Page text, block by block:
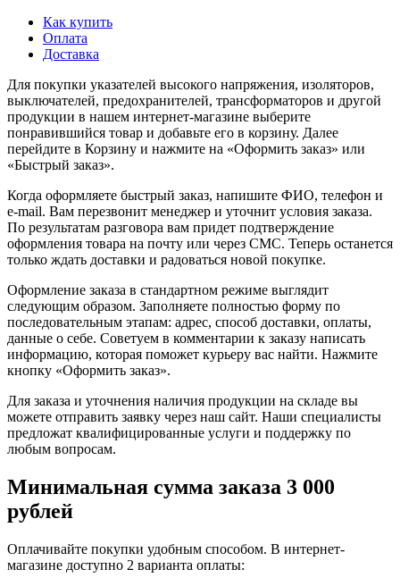
Как купить
Оплата
Доставка
Для покупки указателей высокого напряжения, изоляторов,
выключателей, предохранителей, трансформаторов и другой
продукции в нашем интернет-магазине выберите
понравившийся товар и добавьте его в корзину. Далее
перейдите в Корзину и нажмите на «Оформить заказ» или
«Быстрый заказ».
Когда оформляете быстрый заказ, напишите ФИО, телефон и
e-mail. Вам перезвонит менеджер и уточнит условия заказа.
По результатам разговора вам придет подтверждение
оформления товара на почту или через СМС. Теперь останется
только ждать доставки и радоваться новой покупке.
Оформление заказа в стандартном режиме выглядит
следующим образом. Заполняете полностью форму по
последовательным этапам: адрес, способ доставки, оплаты,
данные о себе. Советуем в комментарии к заказу написать
информацию, которая поможет курьеру вас найти. Нажмите
кнопку «Оформить заказ».
Для заказа и уточнения наличия продукции на складе вы
можете отправить заявку через наш сайт. Наши специалисты
предложат квалифицированные услуги и поддержку по
любым вопросам.
Минимальная сумма заказа 3 000
рублей
Оплачивайте покупки удобным способом. В интернет-
магазине доступно 2 варианта оплаты: